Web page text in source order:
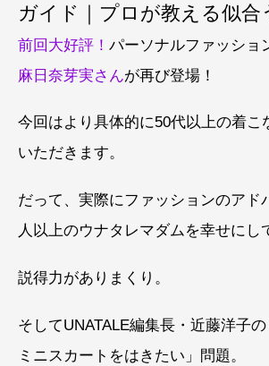
ガイド｜プロが教える似合
前回大好評！ パーソナルファッショ
麻日奈芽実さんが再び登場！
今回はより具体的に50代以上の着こ
いただきます。
だって、実際にファッションのアド
人以上のウナタレマダムを幸せにし
説得力がありまくり。
そしてUNATALE編集長・近藤洋子
ミニスカートをはきたい」問題。